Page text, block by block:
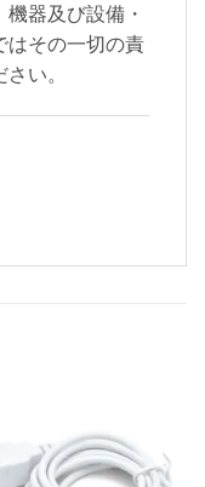
器及び設備・
その一切の責
い。